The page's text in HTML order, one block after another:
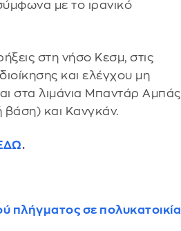
με το ιρανικό
στη νήσο Κεσμ, στις
και ελέγχου μη
στα λιμάνια Μπαντάρ Αμπάς
βάση) και Κανγκάν.
.
πλήγματος σε πολυκατοικία